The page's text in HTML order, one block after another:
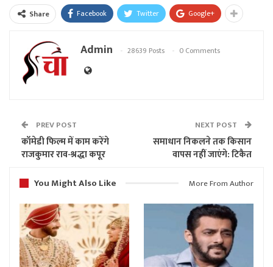
Share Facebook Twitter Google+
Admin 28639 Posts 0 Comments
PREV POST
कॉमेडी फिल्म में काम करेंगे
राजकुमार राव-श्रद्धा कपूर
NEXT POST
समाधान निकलने तक किसान
वापस नहीं जाएंगे: टिकैत
You Might Also Like
More From Author